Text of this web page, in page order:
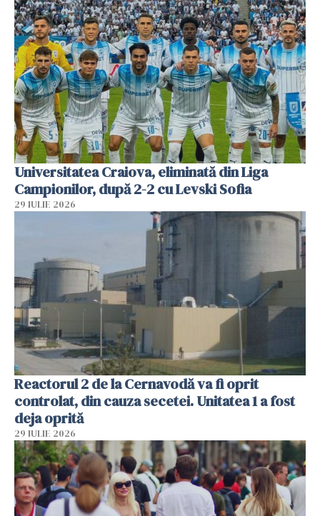
Universitatea Craiova, eliminată din Liga
Campionilor, după 2-2 cu Levski Sofia
29 IULIE 2026
Reactorul 2 de la Cernavodă va fi oprit
controlat, din cauza secetei. Unitatea 1 a fost
deja oprită
29 IULIE 2026